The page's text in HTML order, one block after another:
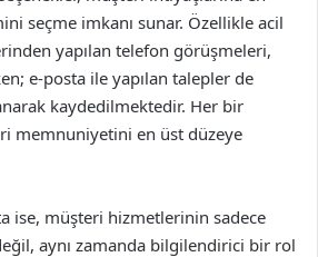
seçme imkanı sunar. Özellikle acil
yapılan telefon görüşmeleri,
e-posta ile yapılan talepler de
kaydedilmektedir. Her bir
memnuniyetini en üst düzeye
ise, müşteri hizmetlerinin sadece
aynı zamanda bilgilendirici bir rol